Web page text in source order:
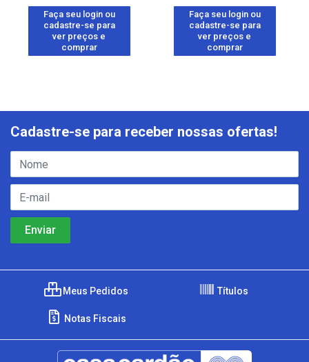
Faça seu login ou
cadastre-se para
ver preços e
comprar
Faça seu login ou
cadastre-se para
ver preços e
comprar
Cadastre-se para receber nossas ofertas!
Meus Pedidos Títulos
Notas Fiscais